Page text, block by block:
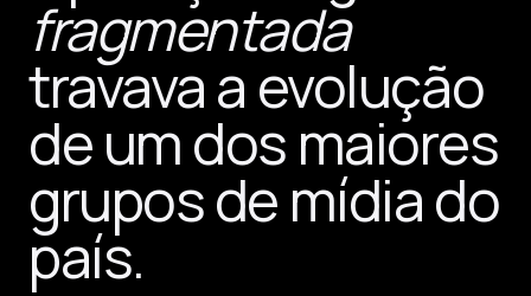
fragmentada
travava a evolução
de um dos maiores
grupos de mídia do
país.